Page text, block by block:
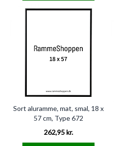
Sort aluramme, mat, smal, 18 x
57 cm, Type 672
262,95 kr.